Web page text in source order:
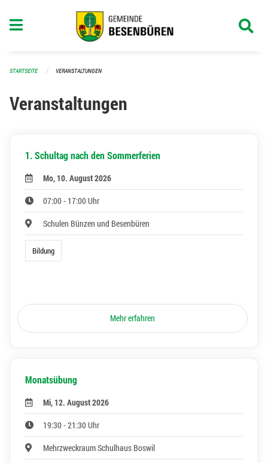
STARTSEITE VERANSTALTUNGEN
Veranstaltungen
1. Schultag nach den Sommerferien
Mo, 10. August 2026
07:00 - 17:00 Uhr
Schulen Bünzen und Besenbüren
Bildung
Mehr erfahren
Monatsübung
Mi, 12. August 2026
19:30 - 21:30 Uhr
Mehrzweckraum Schulhaus Boswil